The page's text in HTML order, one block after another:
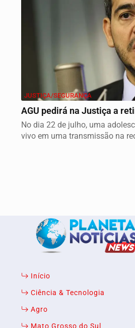
JUSTIÇA/SEGURANÇA
AGU pedirá na Justiça a
No dia 22 de julho, uma
vivo em uma transmissão na
Início
Ciência & Tecnologia
Agro